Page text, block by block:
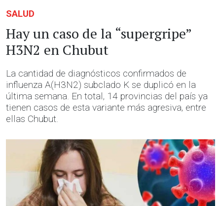
SALUD
Hay un caso de la “supergripe”
H3N2 en Chubut
La cantidad de diagnósticos confirmados de
influenza A(H3N2) subclado K se duplicó en la
última semana. En total, 14 provincias del país ya
tienen casos de esta variante más agresiva, entre
ellas Chubut.